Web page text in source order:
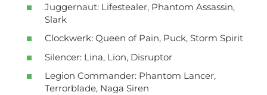
Juggernaut: Lifestealer, Phantom Assassin,
Slark
Clockwerk: Queen of Pain, Puck, Storm Spirit
Silencer: Lina, Lion, Disruptor
Legion Commander: Phantom Lancer,
Terrorblade, Naga Siren